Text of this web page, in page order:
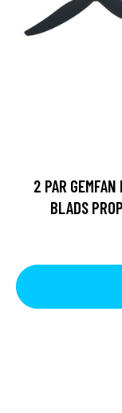
2 PAR
BLADS